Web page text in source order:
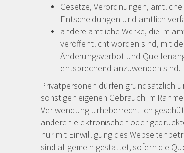
Gesetze, Verordnungen,
Entscheidungen und amtlich
andere amtliche Werke, die im
veröffentlicht worden sind, mit
Änderungsverbot und
entsprechend anzuwenden sind.
Privatpersonen dürfen grundsätzlich
sonstigen eigenen Gebrauch im
Ver-wendung urheberrechtlich
anderen elektronischen oder
nur mit Einwilligung des
sind allgemein gestattet, sofern die